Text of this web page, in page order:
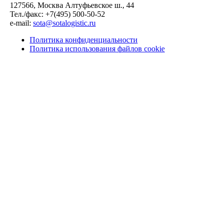
127566, Москва Алтуфьевское ш., 44
Тел./факс: +7(495) 500-50-52
e-mail: sota@sotalogistic.ru
Политика конфиденциальности
Политика использования файлов cookie